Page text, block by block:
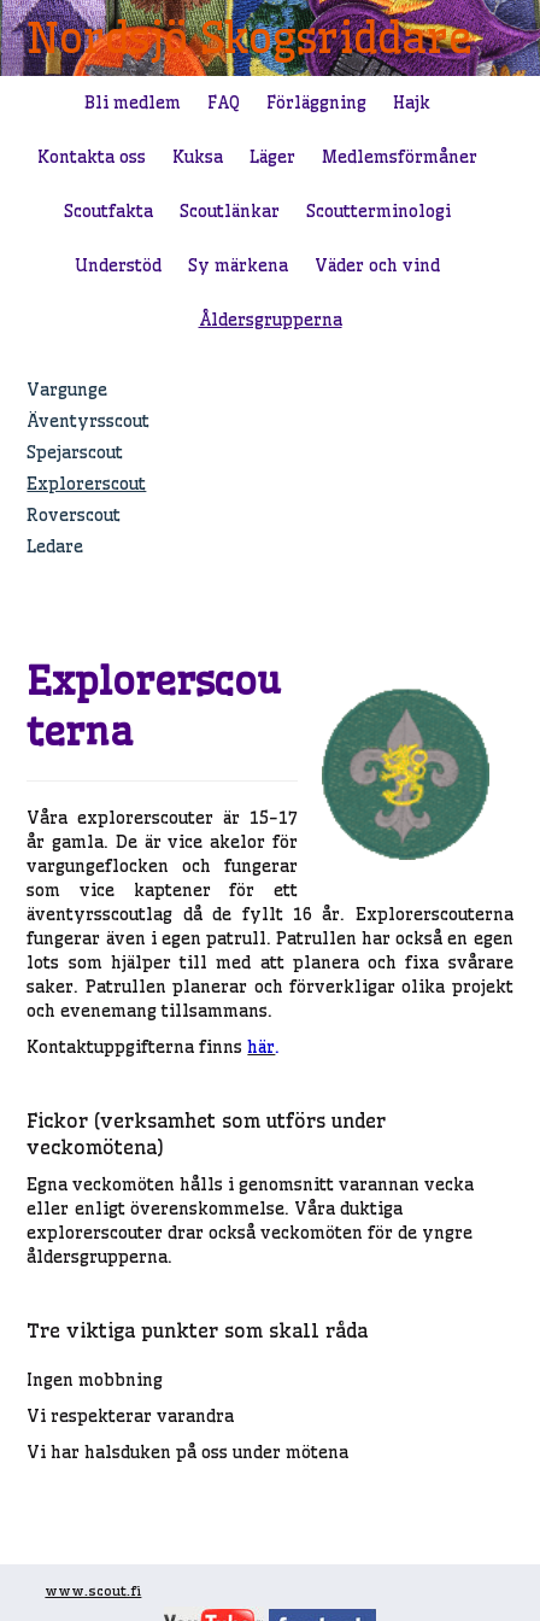
Nordsjö Skogsriddare
Bli medlem FAQ Förläggning Hajk
Kontakta oss Kuksa Läger Medlemsförmåner
Scoutfakta Scoutlänkar Scoutterminologi
Understöd Sy märkena Väder och vind
Åldersgrupperna
Vargunge
Äventyrsscout
Spejarscout
Explorerscout
Roverscout
Ledare
Explorerscou
terna
Våra explorerscouter är 15-17
år gamla. De är vice akelor för
vargungeflocken och fungerar
som vice kaptener för ett
äventyrsscoutlag då de fyllt 16 år. Explorerscouterna
fungerar även i egen patrull. Patrullen har också en egen
lots som hjälper till med att planera och fixa svårare
saker. Patrullen planerar och förverkligar olika projekt
och evenemang tillsammans.
Kontaktuppgifterna finnshär.
Fickor (verksamhet som utförs under
veckomötena)
Egna veckomöten hålls i genomsnitt varannan vecka
eller enligt överenskommelse. Våra duktiga
explorerscouter drar också veckomöten för de yngre
åldersgrupperna.
Tre viktiga punkter som skall råda
Ingen mobbning
Vi respekterar varandra
Vi har halsduken på oss under mötena
www.scout.fi